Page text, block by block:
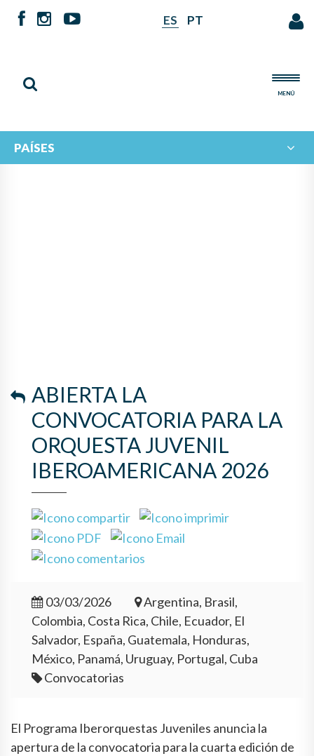
ES PT
MENÚ
PAÍSES
ABIERTA LA
CONVOCATORIA PARA LA
ORQUESTA JUVENIL
IBEROAMERICANA 2026
03/03/2026
Argentina, Brasil,
Colombia, Costa Rica, Chile, Ecuador, El
Salvador, España, Guatemala, Honduras,
México, Panamá, Uruguay, Portugal, Cuba
Convocatorias
El Programa Iberorquestas Juveniles anuncia la
apertura de la convocatoria para la cuarta edición de